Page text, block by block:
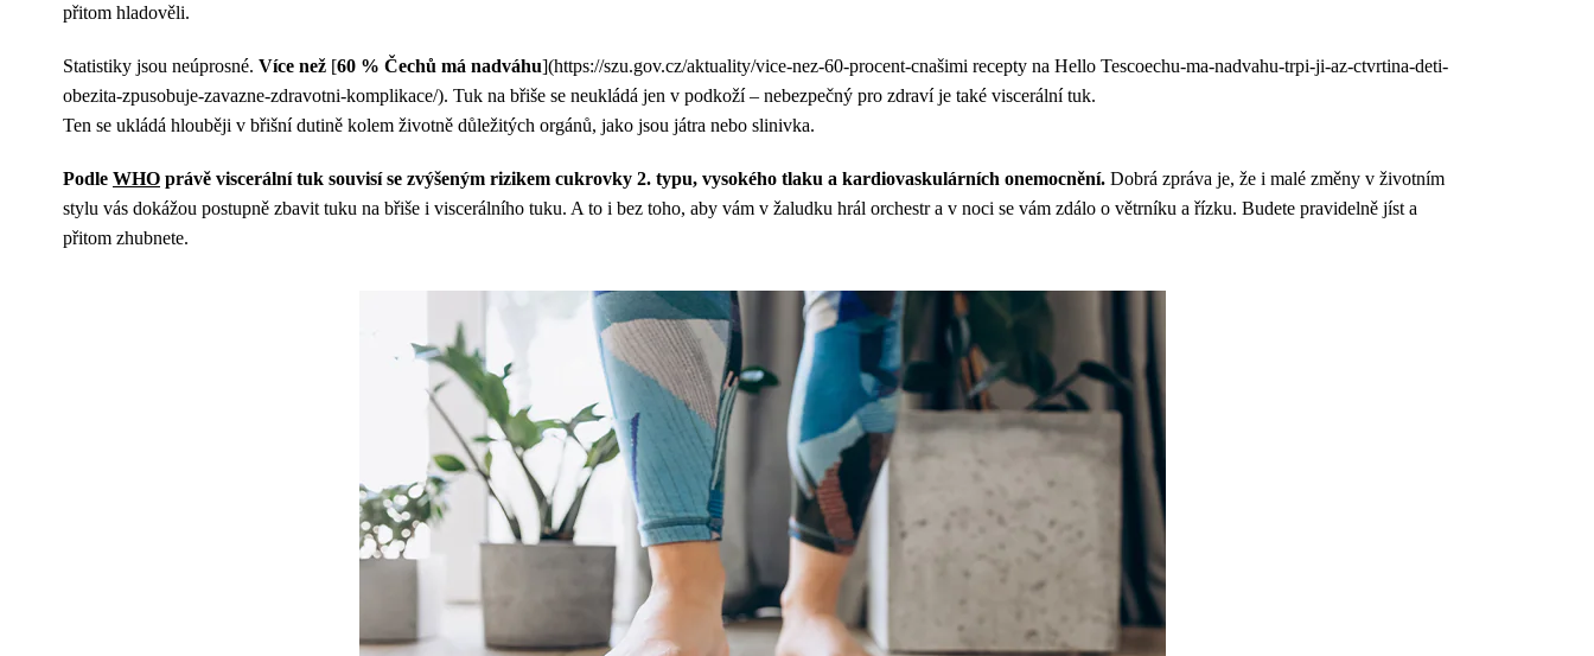
přitom hladověli.
Statistiky jsou neúprosné. Více než [60 % Čechů má nadváhu](https://szu.gov.cz/aktuality/vice-nez-60-procent-cnašimi recepty na Hello Tescoechu-ma-nadvahu-trpi-ji-az-ctvrtina-deti-
obezita-zpusobuje-zavazne-zdravotni-komplikace/). Tuk na břiše se neukládá jen v podkoží – nebezpečný pro zdraví je také viscerální tuk.
Ten se ukládá hlouběji v břišní dutině kolem životně důležitých orgánů, jako jsou játra nebo slinivka.
Podle WHO právě viscerální tuk souvisí se zvýšeným rizikem cukrovky 2. typu, vysokého tlaku a kardiovaskulárních onemocnění. Dobrá zpráva je, že i malé změny v životním
stylu vás dokážou postupně zbavit tuku na břiše i viscerálního tuku. A to i bez toho, aby vám v žaludku hrál orchestr a v noci se vám zdálo o větrníku a řízku. Budete pravidelně jíst a
přitom zhubnete.